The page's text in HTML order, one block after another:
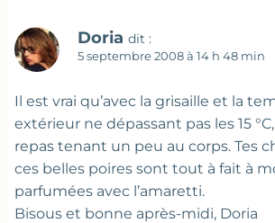
Doria dit :
5 septembre 2008 à 14 h 48 min
Il est vrai qu’avec la grisaille et la
extérieur ne dépassant pas les 15
repas tenant un peu au corps. Tes
ces belles poires sont tout à fait à
parfumées avec l’amaretti.
Bisous et bonne après-midi, Doria